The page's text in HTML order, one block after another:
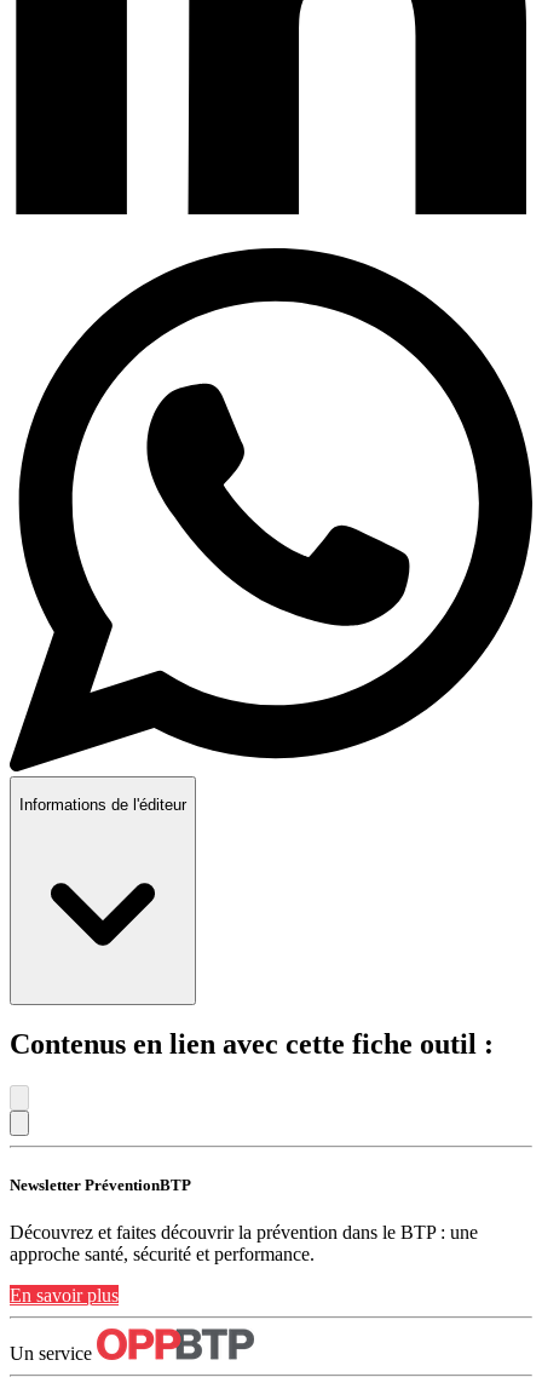
Informations de l'éditeur
Contenus en lien avec cette fiche outil :
Newsletter PréventionBTP
Découvrez et faites découvrir la prévention dans le BTP : une
approche santé, sécurité et performance.
En savoir plus
Un service